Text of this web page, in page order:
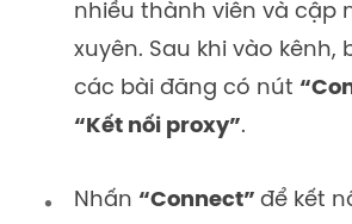
nhiều thành viên và cập
xuyên. Sau khi vào kênh,
các bài đăng có nút
“Kết nối proxy”.
Nhấn “Connect” để kết